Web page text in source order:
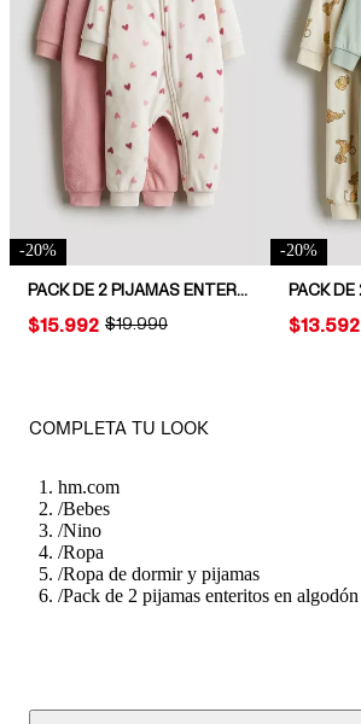
-20%
PACK DE 2 PIJAMAS ENTERITOS DE POLAR
ORIGINAL PRICE:
$19.990
PRICE:
$15.992
-20%
PRICE:
$13.592
COMPLETA TU LOOK
hm.com
/Bebes
/Nino
/Ropa
/Ropa de dormir y pijamas
/Pack de 2 pijamas enteritos en algodón